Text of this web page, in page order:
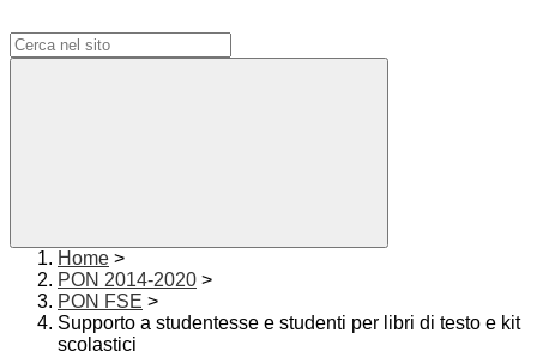
Home >
PON 2014-2020 >
PON FSE >
Supporto a studentesse e studenti per libri di testo e kit
scolastici